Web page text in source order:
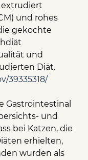
extrudiert
und rohes
gekochte
und
Diät.
39335318/
Gastrointestinal
und
bei Katzen, die
erhielten,
wurden als